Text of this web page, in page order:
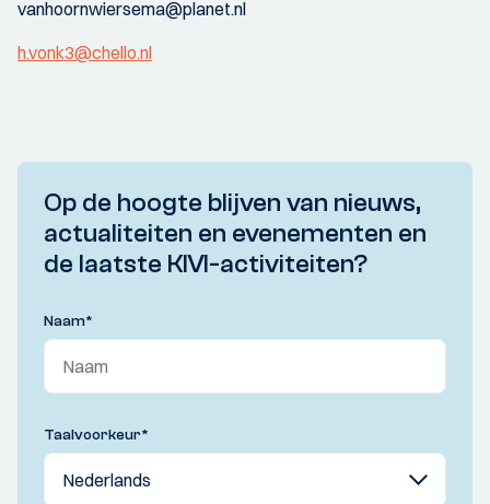
vanhoornwiersema@planet.nl
h.vonk3@chello.nl
Op de hoogte blijven van nieuws,
actualiteiten en evenementen en
de laatste KIVI-activiteiten?
Naam*
Taalvoorkeur*